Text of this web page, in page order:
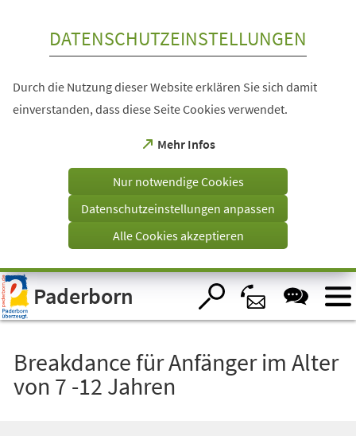
Visuelle
Assistenzsoftware
öffnen.
DATENSCHUTZEINSTELLUNGEN
Durch die Nutzung dieser Website erklären Sie sich damit
einverstanden, dass diese Seite Cookies verwendet.
Mehr Infos
(Öffnet
einem
Tab)
Nur notwendige Cookies
Datenschutzeinstellungen anpassen
Alle Cookies akzeptieren
Paderborn
Breakdance für Anfänger im Alter
von 7 -12 Jahren